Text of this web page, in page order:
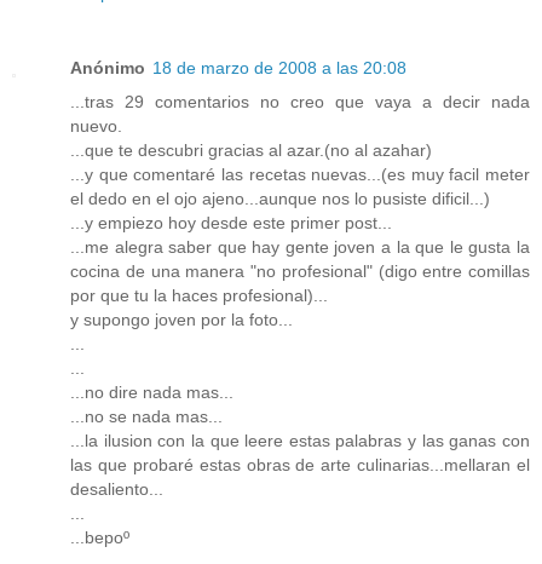
Anónimo 18 de marzo de 2008 a las 20:08
...tras 29 comentarios no creo que vaya a decir nada
nuevo.
...que te descubri gracias al azar.(no al azahar)
...y que comentaré las recetas nuevas...(es muy facil meter
el dedo en el ojo ajeno...aunque nos lo pusiste dificil...)
...y empiezo hoy desde este primer post...
...me alegra saber que hay gente joven a la que le gusta la
cocina de una manera "no profesional" (digo entre comillas
por que tu la haces profesional)...
y supongo joven por la foto...
...no dire nada mas...
...no se nada mas...
...la ilusion con la que leere estas palabras y las ganas con
las que probaré estas obras de arte culinarias...mellaran el
desaliento...
...bepoº